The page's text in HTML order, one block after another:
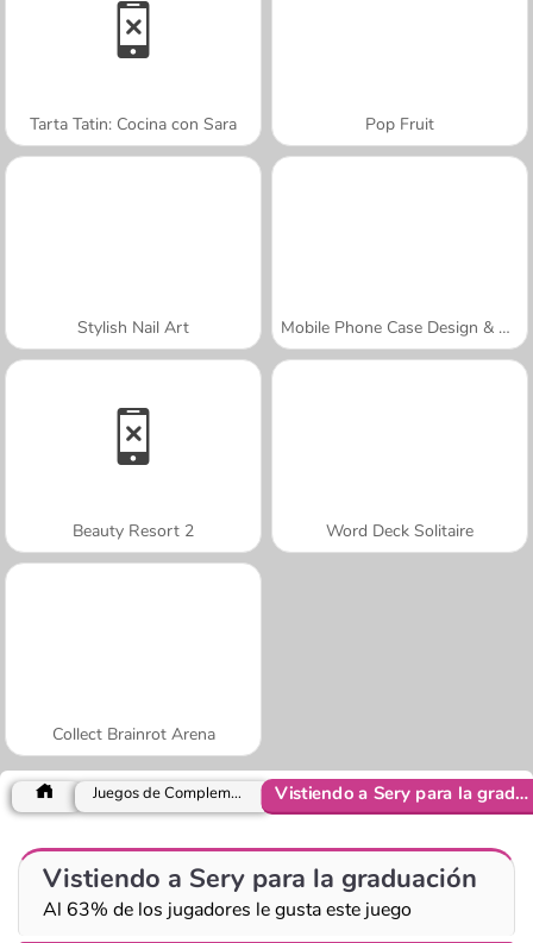
Tarta Tatin: Cocina con Sara Pop Fruit
Stylish Nail Art Mobile Phone Case Design & DIY
Beauty Resort 2 Word Deck Solitaire
Collect Brainrot Arena
Juegos de Complementos Vistiendo a Sery para la graduación
Vistiendo a Sery para la graduación
Al 63% de los jugadores le gusta este juego